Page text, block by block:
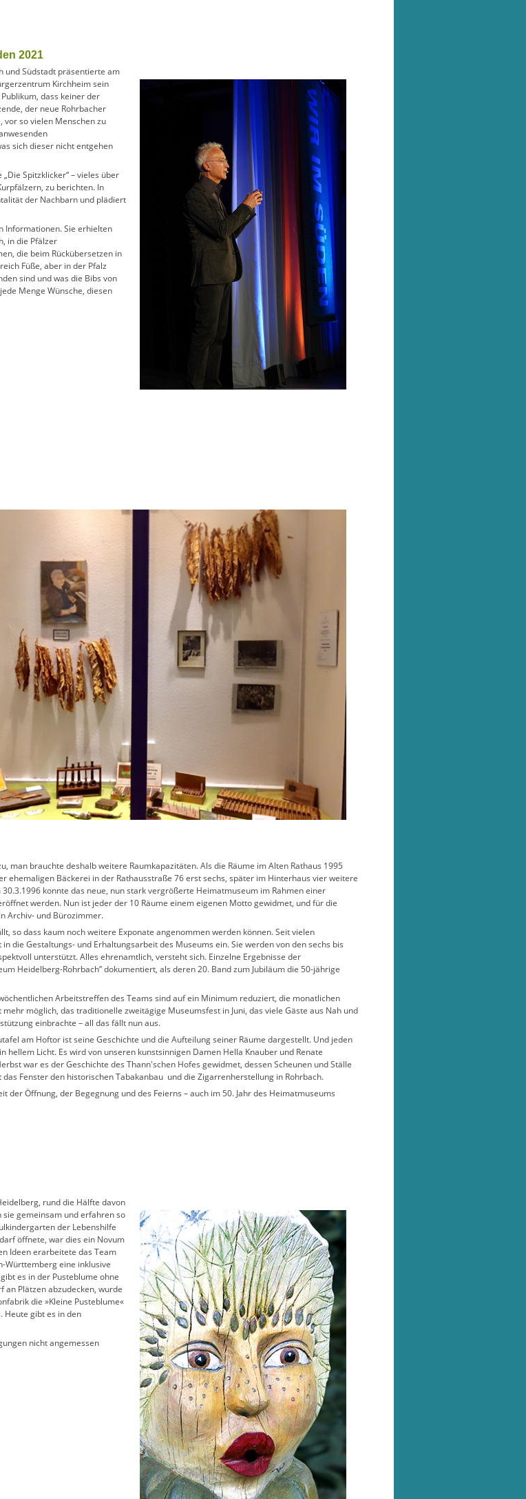
2021
und Südstadt präsentierte am
Kirchheim sein
dass keiner der
der neue Rohrbacher
so vielen Menschen zu
sich dieser nicht entgehen
Spitzklicker“ – vieles über
zu berichten. In
der Nachbarn und plädiert
Informationen. Sie erhielten
in die Pfälzer
die beim Rückübersetzen in
Füße, aber in der Pfalz
sind und was die Bibs von
Menge Wünsche, diesen
man brauchte deshalb weitere Raumkapazitäten. Als die Räume im Alten Rathaus 1995
ehemaligen Bäckerei in der Rathausstraße 76 erst sechs, später im Hinterhaus vier weitere
konnte das neue, nun stark vergrößerte Heimatmuseum im Rahmen einer
werden. Nun ist jeder der 10 Räume einem eigenen Motto gewidmet, und für die
Archiv- und Bürozimmer.
so dass kaum noch weitere Exponate angenommen werden können. Seit vielen
die Gestaltungs- und Erhaltungsarbeit des Museums ein. Sie werden von den sechs bis
unterstützt. Alles ehrenamtlich, versteht sich. Einzelne Ergebnisse der
Heidelberg-Rohrbach” dokumentiert, als deren 20. Band zum Jubiläum die 50-jährige
Arbeitstreffen des Teams sind auf ein Minimum reduziert, die monatlichen
möglich, das traditionelle zweitägige Museumsfest in Juni, das viele Gäste aus Nah und
einbrachte – all das fällt nun aus.
am Hoftor ist seine Geschichte und die Aufteilung seiner Räume dargestellt. Und jeden
Licht. Es wird von unseren kunstsinnigen Damen Hella Knauber und Renate
war es der Geschichte des Thann'schen Hofes gewidmet, dessen Scheunen und Ställe
Fenster den historischen Tabakanbau und die Zigarrenherstellung in Rohrbach.
Öffnung, der Begegnung und des Feierns – auch im 50. Jahr des Heimatmuseums
rund die Hälfte davon
gemeinsam und erfahren so
der Lebenshilfe
öffnete, war dies ein Novum
Ideen erarbeitete das Team
Württemberg eine inklusive
es in der Pusteblume ohne
Plätzen abzudecken, wurde
die »Kleine Pusteblume«
Heute gibt es in den
nicht angemessen